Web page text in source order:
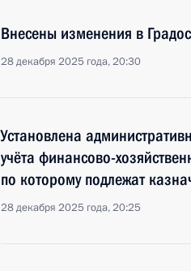
Внесены изменения в
28 декабря 2025 года, 20:30
Установлена
учёта финансово-
по которому подлежат
28 декабря 2025 года, 20:25